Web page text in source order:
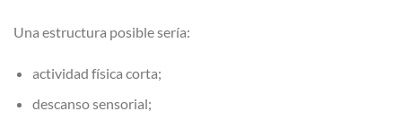
Una estructura posible sería:
actividad física corta;
descanso sensorial;